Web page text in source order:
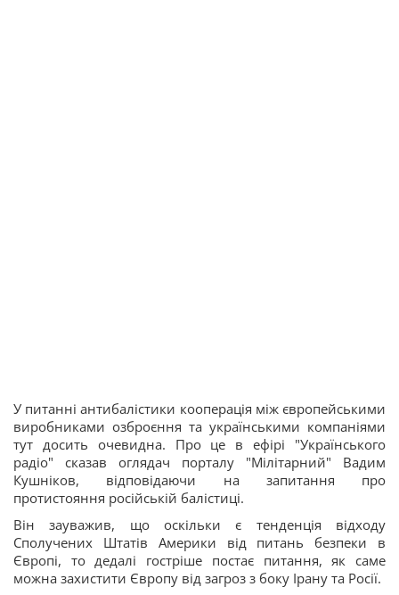
У питанні антибалістики кооперація між європейськими
виробниками озброєння та українськими компаніями
тут досить очевидна. Про це в ефірі "Українського
радіо" сказав оглядач порталу "Мілітарний" Вадим
Кушніков, відповідаючи на запитання про
протистояння російській балістиці.
Він зауважив, що оскільки є тенденція відходу
Сполучених Штатів Америки від питань безпеки в
Європі, то дедалі гостріше постає питання, як саме
можна захистити Європу від загроз з боку Ірану та Росії.